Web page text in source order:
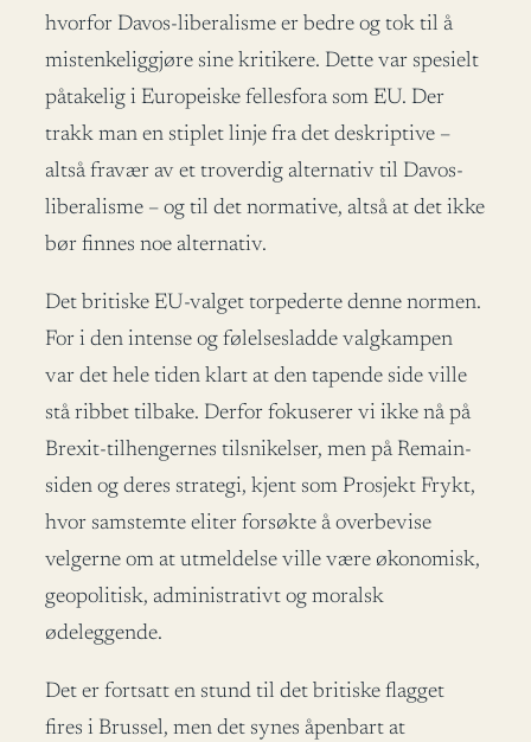
hvorfor Davos-liberalisme er bedre og tok til å
mistenkeliggjøre sine kritikere. Dette var spesielt
påtakelig i Europeiske fellesfora som EU. Der
trakk man en stiplet linje fra det deskriptive –
altså fravær av et troverdig alternativ til Davos-
liberalisme – og til det normative, altså at det ikke
bør finnes noe alternativ.
Det britiske EU-valget torpederte denne normen.
For i den intense og følelsesladde valgkampen
var det hele tiden klart at den tapende side ville
stå ribbet tilbake. Derfor fokuserer vi ikke nå på
Brexit-tilhengernes tilsnikelser, men på Remain-
siden og deres strategi, kjent som Prosjekt Frykt,
hvor samstemte eliter forsøkte å overbevise
velgerne om at utmeldelse ville være økonomisk,
geopolitisk, administrativt og moralsk
ødeleggende.
Det er fortsatt en stund til det britiske flagget
fires i Brussel, men det synes åpenbart at